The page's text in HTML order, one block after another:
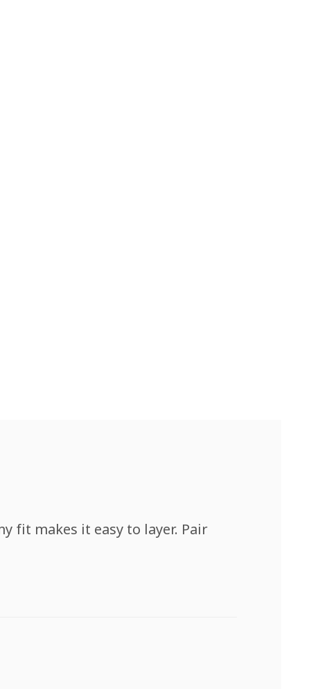
fit makes it easy to layer. Pair